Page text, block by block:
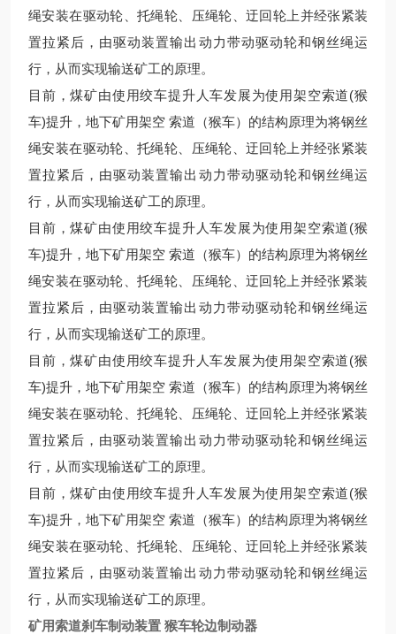
绳安装在驱动轮、托绳轮、压绳轮、迂回轮上并经张紧装
置拉紧后，由驱动装置输出动力带动驱动轮和钢丝绳运
行，从而实现输送矿工的原理。
目前，煤矿由使用绞车提升人车发展为使用架空索道(猴
车)提升，地下矿用架空 索道（猴车）的结构原理为将钢丝
绳安装在驱动轮、托绳轮、压绳轮、迂回轮上并经张紧装
置拉紧后，由驱动装置输出动力带动驱动轮和钢丝绳运
行，从而实现输送矿工的原理。
目前，煤矿由使用绞车提升人车发展为使用架空索道(猴
车)提升，地下矿用架空 索道（猴车）的结构原理为将钢丝
绳安装在驱动轮、托绳轮、压绳轮、迂回轮上并经张紧装
置拉紧后，由驱动装置输出动力带动驱动轮和钢丝绳运
行，从而实现输送矿工的原理。
目前，煤矿由使用绞车提升人车发展为使用架空索道(猴
车)提升，地下矿用架空 索道（猴车）的结构原理为将钢丝
绳安装在驱动轮、托绳轮、压绳轮、迂回轮上并经张紧装
置拉紧后，由驱动装置输出动力带动驱动轮和钢丝绳运
行，从而实现输送矿工的原理。
目前，煤矿由使用绞车提升人车发展为使用架空索道(猴
车)提升，地下矿用架空 索道（猴车）的结构原理为将钢丝
绳安装在驱动轮、托绳轮、压绳轮、迂回轮上并经张紧装
置拉紧后，由驱动装置输出动力带动驱动轮和钢丝绳运
行，从而实现输送矿工的原理。
矿用索道刹车制动装置 猴车轮边制动器